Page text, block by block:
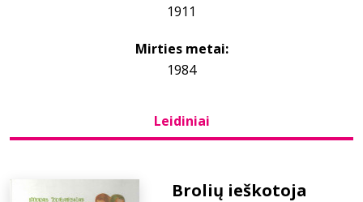
1911
Mirties metai:
1984
Leidiniai
Brolių ieškotoja